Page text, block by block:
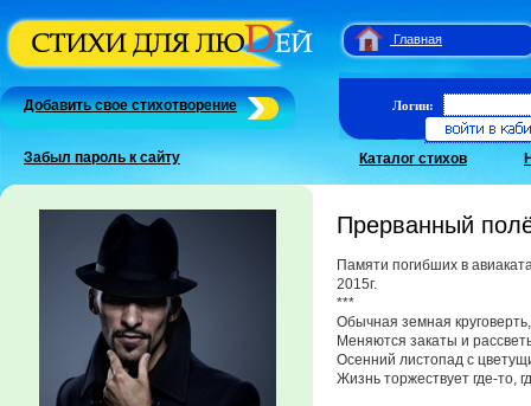
Главная
Добавить свое стихотворение
Забыл пароль к сайту
Логин:
Каталог стихов
Прерванный
Памяти погибших в
2015г.
***
Обычная земная круговерть,
Меняются закаты и
Осенний листопад с
Жизнь торжествует где-то,